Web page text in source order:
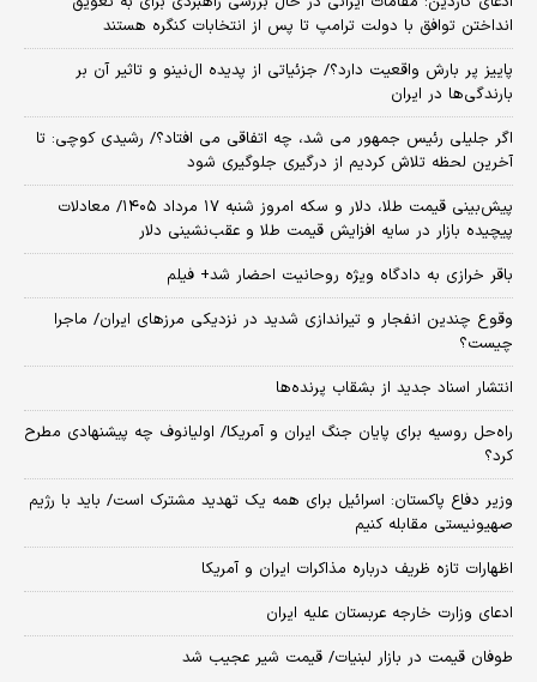
انداختن توافق با دولت ترامپ تا پس از انتخابات کنگره هستند
پاییز پر بارش واقعیت دارد؟/ جزئیاتی از پدیده ال‌نینو و تاثیر آن بر
بارندگی‌ها در ایران
اگر جلیلی رئیس جمهور می شد، چه اتفاقی می افتاد؟/ رشیدی کوچی: تا
آخرین لحظه تلاش کردیم از درگیری جلوگیری شود
پیش‌بینی قیمت طلا، دلار و سکه امروز شنبه ۱۷ مرداد ۱۴۰۵/ معادلات
پیچیده بازار در سایه افزایش قیمت طلا و عقب‌نشینی دلار
باقر خرازی به دادگاه ویژه روحانیت احضار شد+ فیلم
وقوع چندین انفجار و تیراندازی شدید در نزدیکی مرز‌های ایران/ ماجرا
چیست؟
انتشار اسناد جدید از بشقاب پرنده‌ها
راه‌حل روسیه برای پایان جنگ ایران و آمریکا/ اولیانوف چه پیشنهادی مطرح
کرد؟
وزیر دفاع پاکستان: اسرائیل برای همه یک تهدید مشترک است/ باید با رژیم
صهیونیستی مقابله کنیم
اظهارات تازه ظریف درباره مذاکرات ایران و آمریکا
ادعای وزارت خارجه عربستان علیه ایران
طوفان قیمت در بازار لبنیات/ قیمت شیر عجیب شد